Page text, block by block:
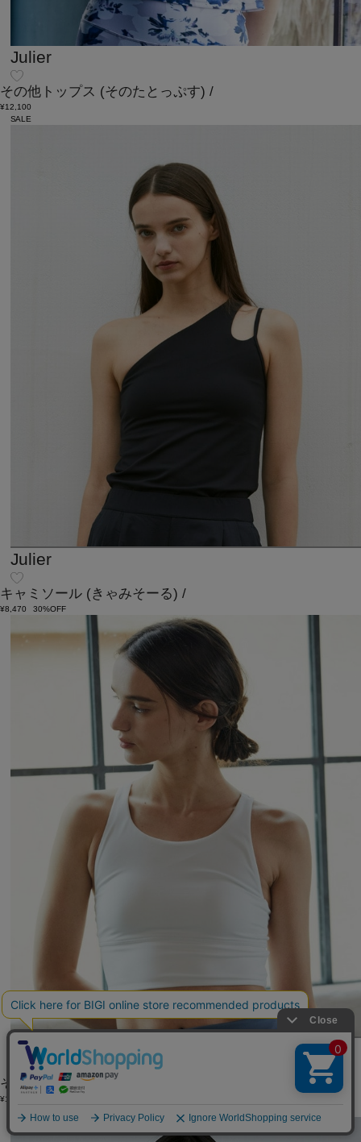
Julier
その他トップス (そのたとっぷす) /
¥12,100
SALE
Julier
キャミソール (きゃみそーる) /
¥8,470 30%OFF
Julier
その他トップス (そのたとっぷす)
¥11,000